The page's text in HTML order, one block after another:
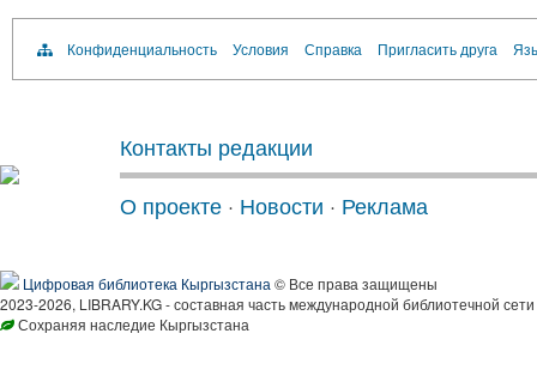
Конфиденциальность Условия Справка Пригласить друга
Контакты редакции
О проекте · Новости · Реклама
Цифровая библиотека Кыргызстана © Все права защищены
2023-2026, LIBRARY.KG - составная часть международной библиотечной
Сохраняя наследие Кыргызстана